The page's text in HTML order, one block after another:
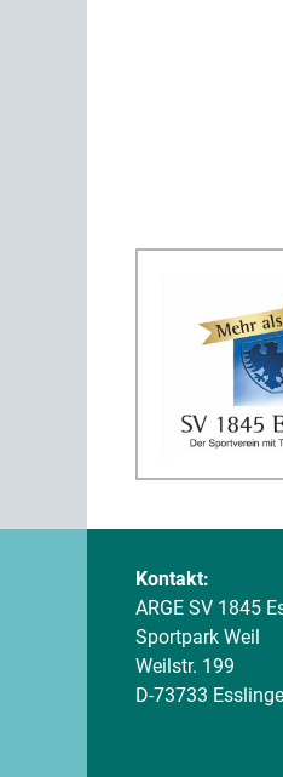
Kontakt:
ARGE SV 1845
Sportpark Weil
Weilstr. 199
D-73733